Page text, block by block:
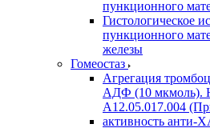
пункционного
Гистологическое
пункционного
железы
Гомеостаз
Агрегация
АДФ (10 мкмоль).
A12.05.017.004
активность анти-